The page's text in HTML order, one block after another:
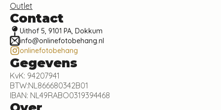
Outlet
Contact
Uithof 5, 9101 PA, Dokkum
info@onlinefotobehang.nl
onlinefotobehang
Gegevens
KvK: 94207941
BTW:NL866680342B01
IBAN: NL49RABO0319394468